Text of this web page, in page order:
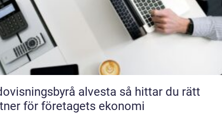
alvesta så hittar du rätt
för företagets ekonomi